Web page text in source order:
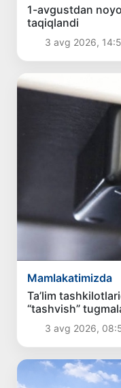
1-avgustdan
taqiqlandi
3 avg 2026,
Mamlakatimizda
Ta’lim
“tashvish”
3 avg 2026,